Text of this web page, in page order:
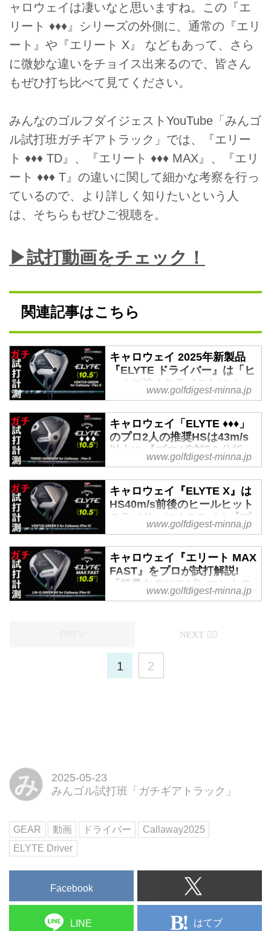
ャロウェイは凄いなと思いますね。この『エ
リート ♦♦♦』シリーズの外側に、通常の『エリ
ート』や『エリート X』 などもあって、さら
に微妙な違いをチョイス出来るので、皆さん
もぜひ打ち比べて見てください。
みんなのゴルフダイジェストYouTube「みんゴ
ル試打班ガチギアトラック」では、『エリー
ト ♦♦♦ TD』、『エリート ♦♦♦ MAX』、『エリ
ート ♦♦♦ T』の違いに関して細かな考察を行っ
ているので、より詳しく知りたいという人
は、そちらもぜひご視聴を。
▶試打動画をチェック！
関連記事はこちら
キャロウェイ 2025年新製品
『ELYTE ドライバー』は「ヒ
ールに強くスライスしにくい
クラブです」（癸生川プロ）
【プロが試打＆分析・動画あ
り】
みんなのゴルフダイジェストの
YouTubeでは、今年もプロゴルフ
ァーの癸生川喜弘と小島慶太の二
人による“ガチ”がコンセプトのシ
リーズ試打企画「みんゴルガチギ
アトラック」を公開中。今回は、
発表されたばかり、2月7日発売の
『ELYTE（エリート）』シリーズ
のスタンダードモデル『ELYTE
ドライバー』を試打検証！ ▶早
速試打動画をチェック！
www.golfdigest-minna.jp
キャロウェイ「ELYTE ♦♦♦」
のプロ2人の推奨HSは43m/s
以上!? 【プロが試打＆分析・
動画あり】 - みんなのゴルフ
ダイジェスト
みんなのゴルフダイジェストの
YouTube「みんゴルガチギアトラ
ック」は、プロゴルファーの癸生
川喜弘と小島慶太の二人によ
る“ガチ”がコンセプトのシリーズ
試打企画。今回は2025年2月に発
売となる。キャロウェイのドライ
バー『ELYTE ♦♦♦（エリート トリ
www.golfdigest-minna.jp
キャロウェイ『ELYTE X』は
HS40m/s前後のヒールヒット
スライサーにオススメ！【プ
ロが試打&分析・動画あり】 -
みんなのゴルフダイジェスト
みんなのゴルフダイジェストの
YouTube「みんゴルガチギアトラ
ック」は、プロゴルファーの癸生
試打企画。今回は、キャロウェイ
かまり系”『ELYTE X』のオフセ
www.golfdigest-minna.jp
キャロウェイ『エリート MAX
FAST』をプロが試打解説!
「軽量なのにスピンコントロ
ールができていて上級者でも
みんなのゴルフダイジェスト
みんなのゴルフダイジェストの
YouTube「みんゴルガチギアトラ
打ち比べを動画でチェック！
www.golfdigest-minna.jp
1 2
み
2025-05-23
みんゴル試打班「ガチギアトラック」
GEAR 動画 ドライバー
Callaway2025
ELYTE Driver
Facebook
LINE はてブ